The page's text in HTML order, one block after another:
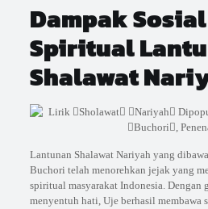
Dampak
Spiritual
Shalawat
Lantunan Shalawat Nariyah yang
Buchori telah menorehkan jejak yang
spiritual masyarakat Indonesia. Dengan
menyentuh hati, Uje berhasil membawa